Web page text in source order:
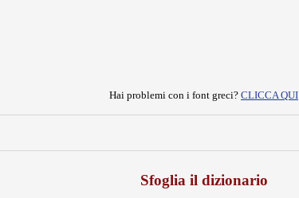
Hai problemi con i font greci? CLICCA QUI
Sfoglia il dizionario